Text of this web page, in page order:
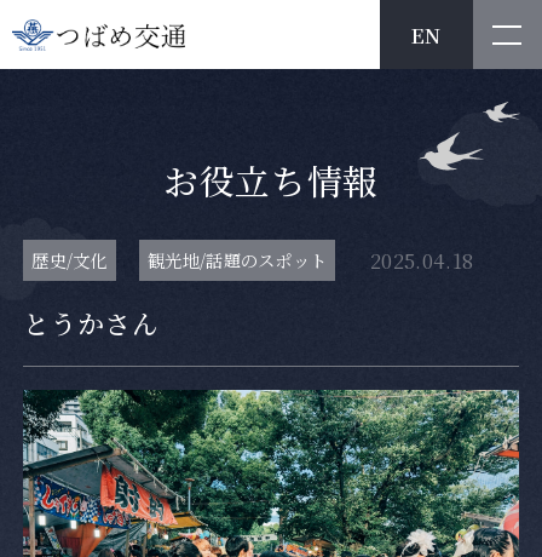
EN
お役立ち情報
歴史/文化 観光地/話題のスポット 2025.04.18
とうかさん